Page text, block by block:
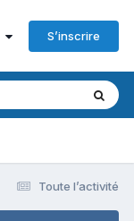
S’inscrire
Toute l’activité